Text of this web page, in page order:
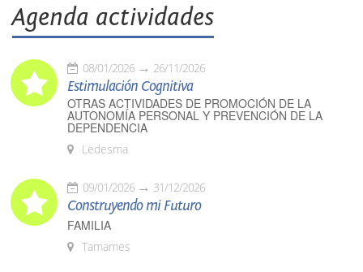
Agenda actividades
08/01/2026 26/11/2026
Estimulación Cognitiva
OTRAS ACTIVIDADES DE PROMOCIÓN DE LA
AUTONOMÍA PERSONAL Y PREVENCIÓN DE LA
DEPENDENCIA
Ledesma
09/01/2026 31/12/2026
Construyendo mi Futuro
FAMILIA
Tamames